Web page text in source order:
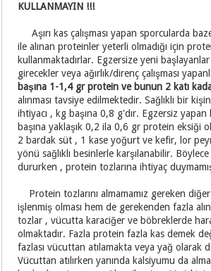
KULLANMAYIN !!!
Aşırı kas çalışması yapan sporcularda
ile alınan proteinler yeterli olmadığı için
kullanmaktadırlar. Egzersize yeni
girecekler veya ağırlık/direnç çalışması
başına 1-1,4 gr protein ve bunun 2 katı
alınması tavsiye edilmektedir. Sağlıklı bir
ihtiyacı , kg başına 0,8 g'dır. Egzersiz
başına yaklaşık 0,2 ila 0,6 gr protein eksiği
2 bardak süt , 1 kase yoğurt ve kefir, lor
yönü sağlıklı besinlerle karşılanabilir. Böylece
dururken , protein tozlarına ihtiyaç
Protein tozlarını almamamız gereken
işlenmiş olması hem de gerekenden fazla
tozlar , vücutta karaciğer ve böbreklerde
olmaktadır. Fazla protein fazla kas demek
fazlası vücuttan atılamakta veya yağ olarak
Vücuttan atılırken yanında kalsiyumu da